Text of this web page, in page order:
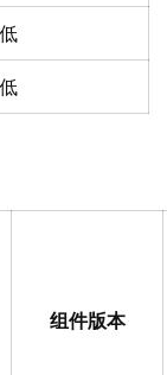
低
低
组件版本